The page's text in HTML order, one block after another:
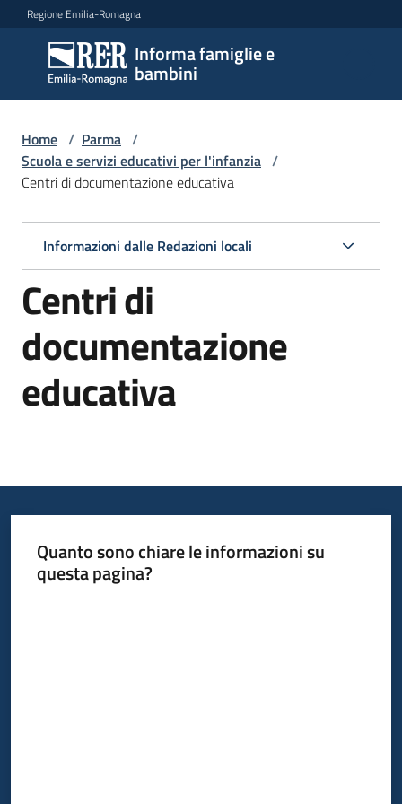
Vai al contenuto
Vai alla navigazione
Vai al footer
Regione Emilia-Romagna
Informa famiglie e
bambini
Informa
famiglie
e
bambini
Centri
per
famiglie
locali
Home / Parma /
Scuola e servizi educativi per l'infanzia /
Centri di documentazione educativa
Informazioni dalle Redazioni locali
Centri di
documentazione
educativa
Quanto sono chiare le informazioni su
questa pagina?